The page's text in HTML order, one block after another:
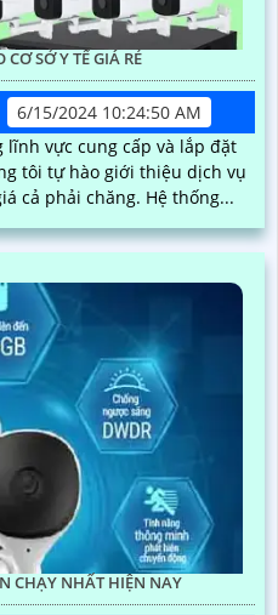
SỞ Y TẾ GIÁ RẺ
6/15/2024 10:24:50 AM
vực cung cấp và lắp đặt
tôi tự hào giới thiệu dịch vụ
lắp camera cho cơ sở y tế với giá cả phải chăng. Hệ thống...
CHẠY NHẤT HIỆN NAY